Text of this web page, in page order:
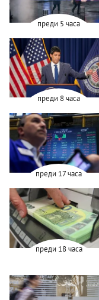
преди 5 часа
преди 8 часа
преди 17 часа
преди 18 часа